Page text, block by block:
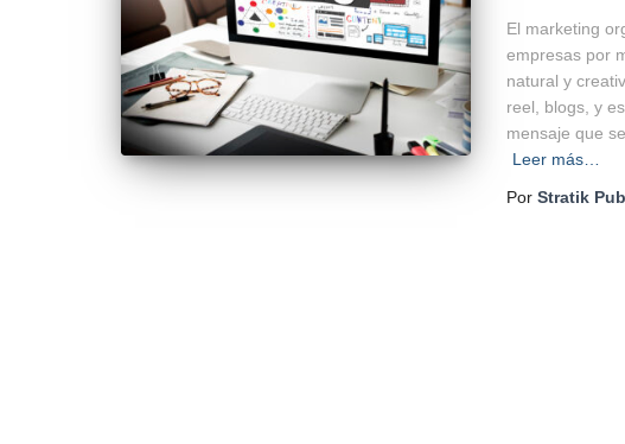
El marketing
empresas por
natural y
reel, blogs, y
mensaje que
Leer más…
Por Stratik